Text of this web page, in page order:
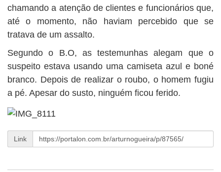
chamando a atenção de clientes e funcionários que,
até o momento, não haviam percebido que se
tratava de um assalto.
Segundo o B.O, as testemunhas alegam que o
suspeito estava usando uma camiseta azul e boné
branco. Depois de realizar o roubo, o homem fugiu
a pé. Apesar do susto, ninguém ficou ferido.
Link